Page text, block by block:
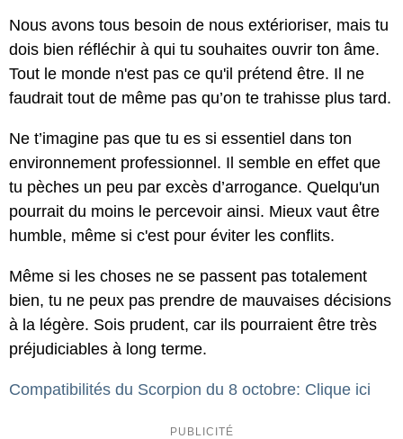
Nous avons tous besoin de nous extérioriser, mais tu
dois bien réfléchir à qui tu souhaites ouvrir ton âme.
Tout le monde n'est pas ce qu'il prétend être. Il ne
faudrait tout de même pas qu’on te trahisse plus tard.
Ne t’imagine pas que tu es si essentiel dans ton
environnement professionnel. Il semble en effet que
tu pèches un peu par excès d’arrogance. Quelqu'un
pourrait du moins le percevoir ainsi. Mieux vaut être
humble, même si c'est pour éviter les conflits.
Même si les choses ne se passent pas totalement
bien, tu ne peux pas prendre de mauvaises décisions
à la légère. Sois prudent, car ils pourraient être très
préjudiciables à long terme.
Compatibilités du Scorpion du 8 octobre: Clique ici